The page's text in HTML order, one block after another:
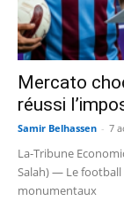
Mercato
réussi
Samir Belhassen - 7
La-Tribune
Salah) — Le
monumentaux